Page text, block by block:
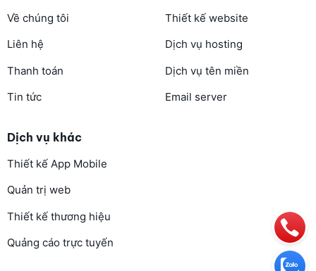
Về chúng tôi
Liên hệ
Thanh toán
Tin tức
Thiết kế website
Dịch vụ hosting
Dịch vụ tên miền
Email server
Dịch vụ khác
Thiết kế App Mobile
Quản trị web
Thiết kế thương hiệu
Quảng cáo trực tuyến